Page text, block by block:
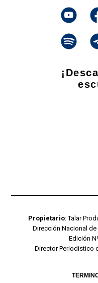
Propietario: Talar
Dirección Nacional
Edición
Director Periodístico